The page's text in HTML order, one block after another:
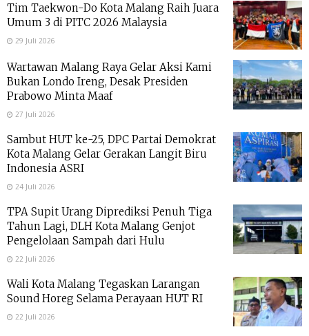
Tim Taekwon-Do Kota Malang Raih Juara
Umum 3 di PITC 2026 Malaysia
29 Juli 2026
Wartawan Malang Raya Gelar Aksi Kami
Bukan Londo Ireng, Desak Presiden
Prabowo Minta Maaf
27 Juli 2026
Sambut HUT ke-25, DPC Partai Demokrat
Kota Malang Gelar Gerakan Langit Biru
Indonesia ASRI
24 Juli 2026
TPA Supit Urang Diprediksi Penuh Tiga
Tahun Lagi, DLH Kota Malang Genjot
Pengelolaan Sampah dari Hulu
22 Juli 2026
Wali Kota Malang Tegaskan Larangan
Sound Horeg Selama Perayaan HUT RI
22 Juli 2026